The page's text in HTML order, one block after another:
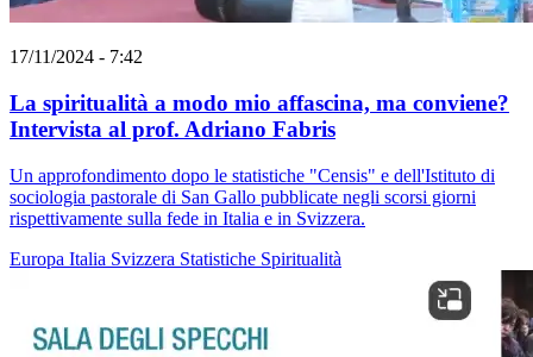
17/11/2024 - 7:42
La spiritualità a modo mio affascina, ma conviene?
Intervista al prof. Adriano Fabris
Un approfondimento dopo le statistiche "Censis" e dell'Istituto di
sociologia pastorale di San Gallo pubblicate negli scorsi giorni
rispettivamente sulla fede in Italia e in Svizzera.
Europa Italia Svizzera Statistiche Spiritualità